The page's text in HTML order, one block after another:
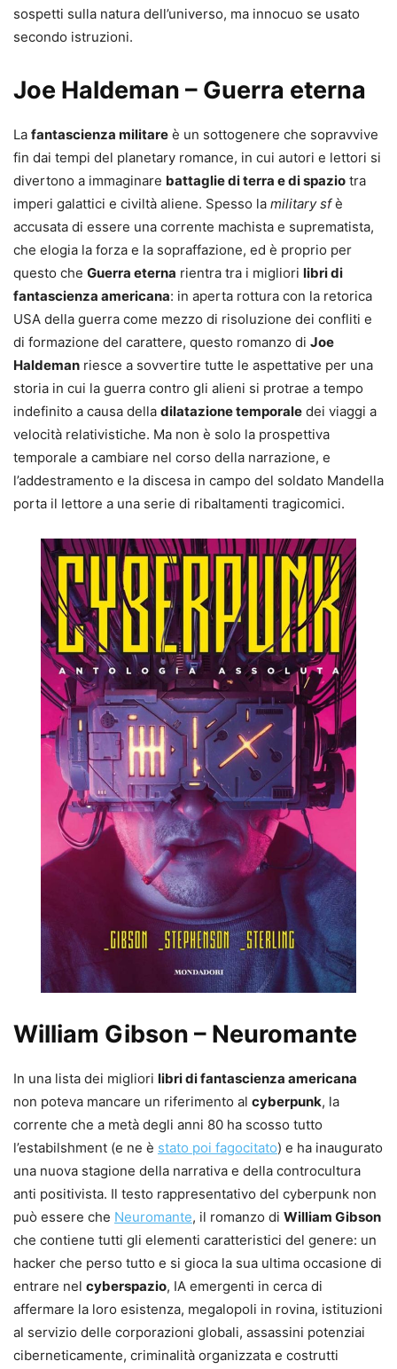
sospetti sulla natura dell’universo, ma innocuo se usato
secondo istruzioni.
Joe Haldeman – Guerra eterna
La fantascienza militare è un sottogenere che sopravvive
fin dai tempi del planetary romance, in cui autori e lettori si
divertono a immaginare battaglie di terra e di spazio tra
imperi galattici e civiltà aliene. Spesso la military sfè
accusata di essere una corrente machista e suprematista,
che elogia la forza e la sopraffazione, ed è proprio per
questo che Guerra eterna rientra tra i migliori libri di
fantascienza americana: in aperta rottura con la retorica
USA della guerra come mezzo di risoluzione dei confliti e
di formazione del carattere, questo romanzo di Joe
Haldeman riesce a sovvertire tutte le aspettative per una
storia in cui la guerra contro gli alieni si protrae a tempo
indefinito a causa della dilatazione temporale dei viaggi a
velocità relativistiche. Ma non è solo la prospettiva
temporale a cambiare nel corso della narrazione, e
l’addestramento e la discesa in campo del soldato Mandella
porta il lettore a una serie di ribaltamenti tragicomici.
William Gibson – Neuromante
In una lista dei migliori libri di fantascienza americana
non poteva mancare un riferimento al cyberpunk, la
corrente che a metà degli anni 80 ha scosso tutto
l’estabilshment (e ne è stato poi fagocitato) e ha inaugurato
una nuova stagione della narrativa e della controcultura
anti positivista. Il testo rappresentativo del cyberpunk non
può essere che Neuromante, il romanzo di William Gibson
che contiene tutti gli elementi caratteristici del genere: un
hacker che perso tutto e si gioca la sua ultima occasione di
entrare nel cyberspazio, IA emergenti in cerca di
affermare la loro esistenza, megalopoli in rovina, istituzioni
al servizio delle corporazioni globali, assassini potenziai
ciberneticamente, criminalità organizzata e costrutti